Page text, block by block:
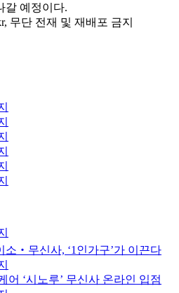
갈 예정이다.
무단 전재 및 재배포 금지
‧무신사, ‘1인가구’가 이끈다
어 ‘시노루’ 무신사 온라인 입점